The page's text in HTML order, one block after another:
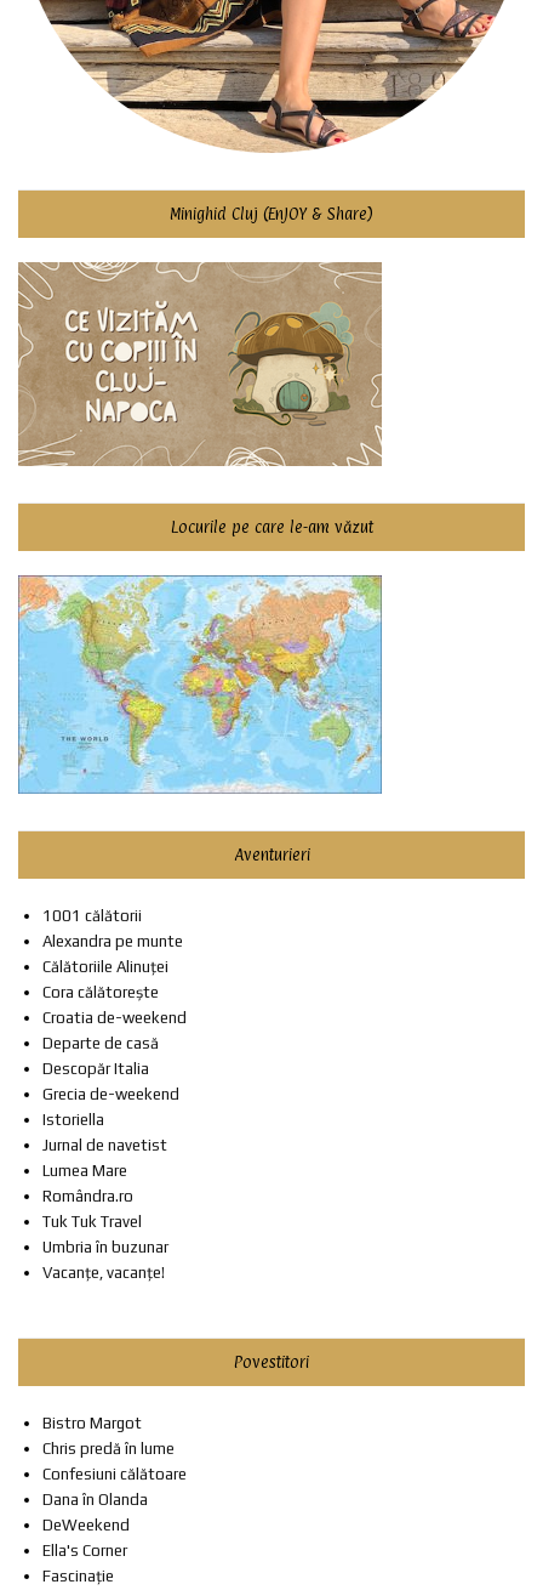
Minighid Cluj (EnJOY & Share)
Locurile pe care le-am văzut
Aventurieri
1001 călătorii
Alexandra pe munte
Călătoriile Alinuței
Cora călătorește
Croatia de-weekend
Departe de casă
Descopăr Italia
Grecia de-weekend
Istoriella
Jurnal de navetist
Lumea Mare
Romândra.ro
Tuk Tuk Travel
Umbria în buzunar
Vacanțe, vacanțe!
Povestitori
Bistro Margot
Chris predă în lume
Confesiuni călătoare
Dana în Olanda
DeWeekend
Ella's Corner
Fascinație